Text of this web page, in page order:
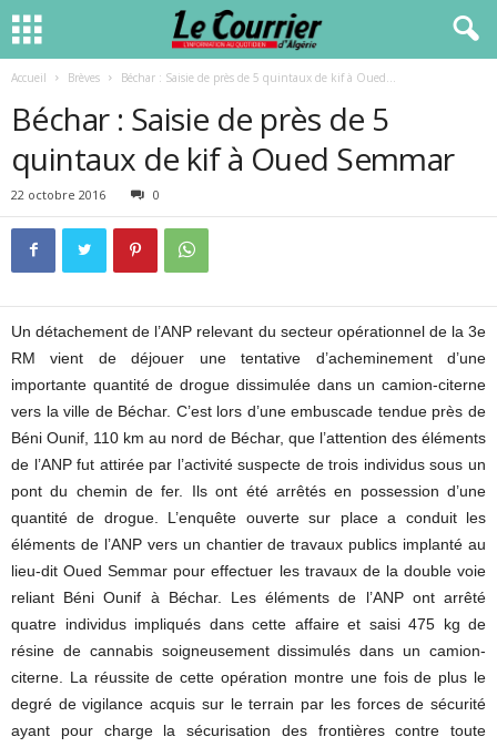
Accueil Brèves Béchar : Saisie de près de 5 quintaux de kif à Oued...
Béchar : Saisie de près de 5
quintaux de kif à Oued Semmar
22 octobre 2016 0
Un détachement de l’ANP relevant du secteur opérationnel de la 3e
RM vient de déjouer une tentative d’acheminement d’une
importante quantité de drogue dissimulée dans un camion-citerne
vers la ville de Béchar. C’est lors d’une embuscade tendue près de
Béni Ounif, 110 km au nord de Béchar, que l’attention des éléments
de l’ANP fut attirée par l’activité suspecte de trois individus sous un
pont du chemin de fer. Ils ont été arrêtés en possession d’une
quantité de drogue. L’enquête ouverte sur place a conduit les
éléments de l’ANP vers un chantier de travaux publics implanté au
lieu-dit Oued Semmar pour effectuer les travaux de la double voie
reliant Béni Ounif à Béchar. Les éléments de l’ANP ont arrêté
quatre individus impliqués dans cette affaire et saisi 475 kg de
résine de cannabis soigneusement dissimulés dans un camion-
citerne. La réussite de cette opération montre une fois de plus le
degré de vigilance acquis sur le terrain par les forces de sécurité
ayant pour charge la sécurisation des frontières contre toute